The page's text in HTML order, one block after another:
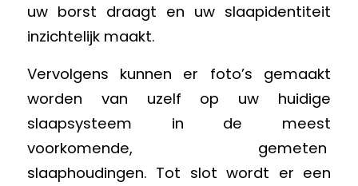
uw borst draagt en uw slaapidentiteit
inzichtelijk maakt.
Vervolgens kunnen er foto’s gemaakt
worden van uzelf op uw huidige
slaapsysteem in de meest
voorkomende, gemeten
slaaphoudingen. Tot slot wordt er een